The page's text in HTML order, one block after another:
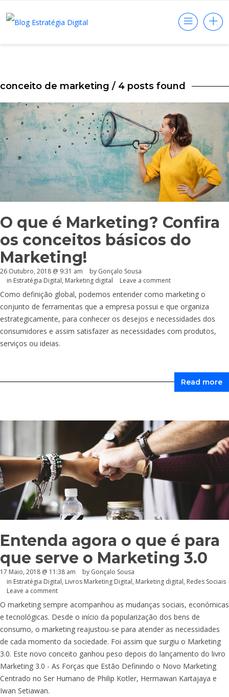
conceito de marketing / 4 posts found
O que é Marketing? Confira
os conceitos básicos do
Marketing!
26 Outubro, 2018 @ 9:31 am by Gonçalo Sousa
in Estratégia Digital, Marketing digital Leave a comment
Como definição global, podemos entender como marketing o
conjunto de ferramentas que a empresa possui e que organiza
estrategicamente, para conhecer os desejos e necessidades dos
consumidores e assim satisfazer as necessidades com produtos,
serviços ou ideias.
Read more
Entenda agora o que é para
que serve o Marketing 3.0
17 Maio, 2018 @ 11:38 am by Gonçalo Sousa
in Estratégia Digital, Livros Marketing Digital, Marketing digital, Redes Sociais
Leave a comment
O marketing sempre acompanhou as mudanças sociais, económicas
e tecnológicas. Desde o início da popularização dos bens de
consumo, o marketing reajustou-se para atender as necessidades
de cada momento da sociedade. Foi assim que surgiu o Marketing
3.0. Este novo conceito ganhou peso depois do lançamento do livro
Marketing 3.0 - As Forças que Estão Definindo o Novo Marketing
Centrado no Ser Humano de Philip Kotler, Hermawan Kartajaya e
Iwan Setiawan.